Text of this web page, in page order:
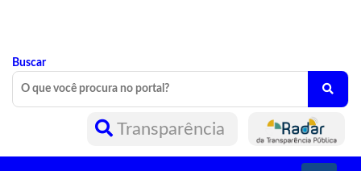
Buscar
Transparência